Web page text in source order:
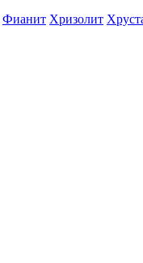
Фианит Хризолит